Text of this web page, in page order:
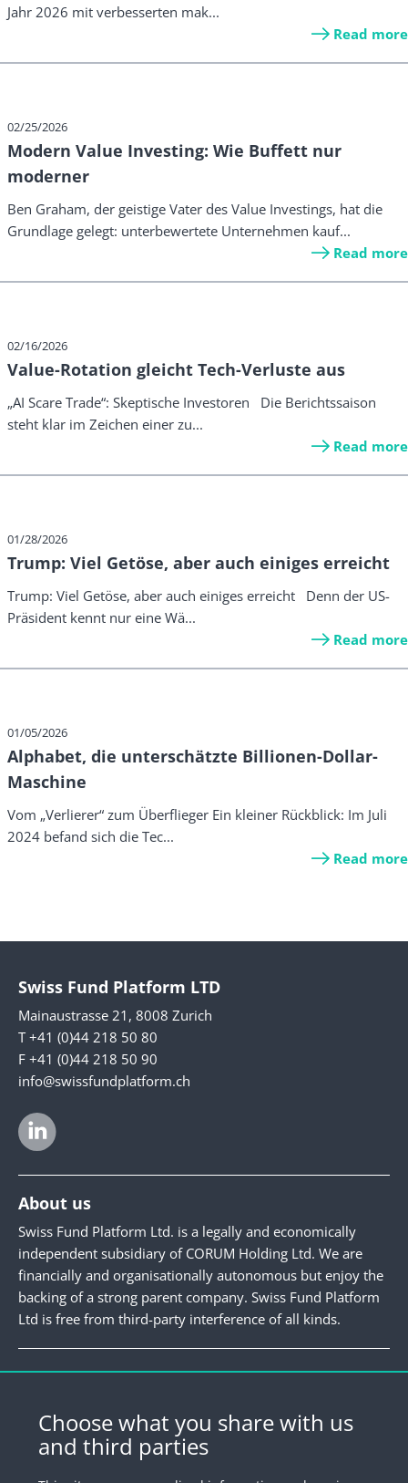
Jahr 2026 mit verbesserten mak...
Read more
02/25/2026
Modern Value Investing: Wie Buffett nur
moderner
Ben Graham, der geistige Vater des Value Investings, hat die
Grundlage gelegt: unterbewertete Unternehmen kauf...
Read more
02/16/2026
Value-Rotation gleicht Tech-Verluste aus
„AI Scare Trade“: Skeptische Investoren Die Berichtssaison
steht klar im Zeichen einer zu...
Read more
01/28/2026
Trump: Viel Getöse, aber auch einiges erreicht
Trump: Viel Getöse, aber auch einiges erreicht Denn der US-
Präsident kennt nur eine Wä...
Read more
01/05/2026
Alphabet, die unterschätzte Billionen-Dollar-
Maschine
Vom „Verlierer“ zum Überflieger Ein kleiner Rückblick: Im Juli
2024 befand sich die Tec...
Read more
Swiss Fund Platform LTD
Mainaustrasse 21, 8008 Zurich
T +41 (0)44 218 50 80
F +41 (0)44 218 50 90
info@swissfundplatform.ch
About us
Swiss Fund Platform Ltd. is a legally and economically
independent subsidiary of CORUM Holding Ltd. We are
financially and organisationally autonomous but enjoy the
backing of a strong parent company. Swiss Fund Platform
Ltd is free from third-party interference of all kinds.
Newsletter
Register for our newsletter.
Register
Choose what you share with us
and third parties